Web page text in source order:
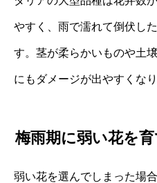
やすく、雨で濡れて倒伏し
す。茎が柔らかいものや土
にもダメージが出やすくなり
梅雨期に弱い花を
弱い花を選んでしまった場